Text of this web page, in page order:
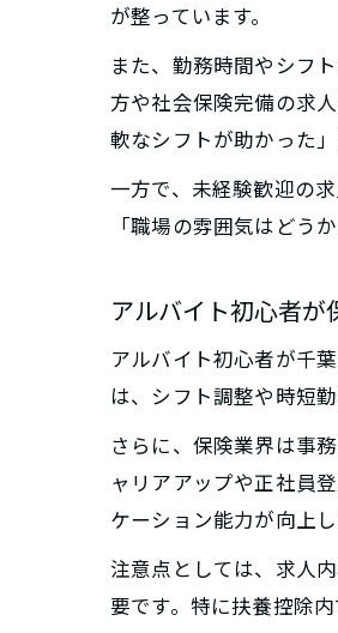
が整っています。
また、勤務時間やシフ
方や社会保険完備の求
軟なシフトが助かった
一方で、未経験歓迎の
「職場の雰囲気はどう
アルバイト初心者が
アルバイト初心者が千
は、シフト調整や時短
さらに、保険業界は事
ャリアアップや正社員
ケーション能力が向上
注意点としては、求人
要です。特に扶養控除